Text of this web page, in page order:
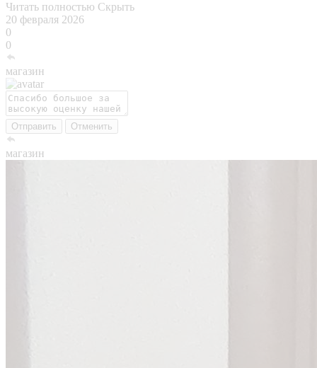
Читать полностью Скрыть
20 февраля 2026
0
0
магазин
Отправить Отменить
магазин